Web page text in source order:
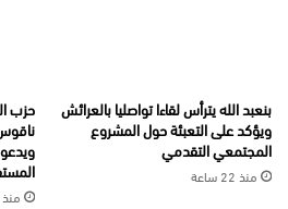
بنعبد الله يترأس لقاءا تواصليا بالعرائش
ويؤكد على التعبئة حول المشروع
المجتمعي التقدمي
منذ 22 ساعة
حزب
منذ 3 أيام